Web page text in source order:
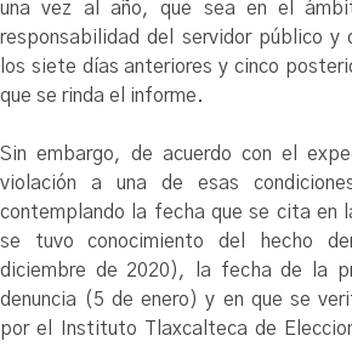
una vez al año, que sea en el
responsabilidad del servidor público y
los siete días anteriores y cinco
que se rinda el informe.
Sin embargo, de acuerdo con el
violación a una de esas
contemplando la fecha que se cita en
se tuvo conocimiento del hecho
diciembre de 2020), la fecha de la
denuncia (5 de enero) y en que se
por el Instituto Tlaxcalteca de